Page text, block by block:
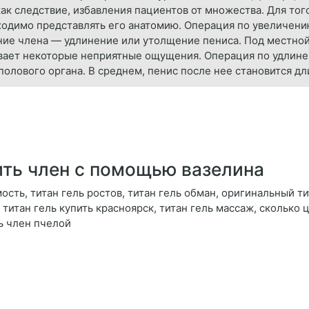
следствие, избавления пациентов от множества. Для
представлять его анатомию. Операция по
члена — удлинение или утолщение пениса. Под
некоторые неприятные ощущения. Операция по
органа. В среднем, пенис после нее становится
член с помощью вазелина
титан гель ростов, титан гель обман, оригинальный
гель купить красноярск, титан гель массаж, сколько
член пчелой